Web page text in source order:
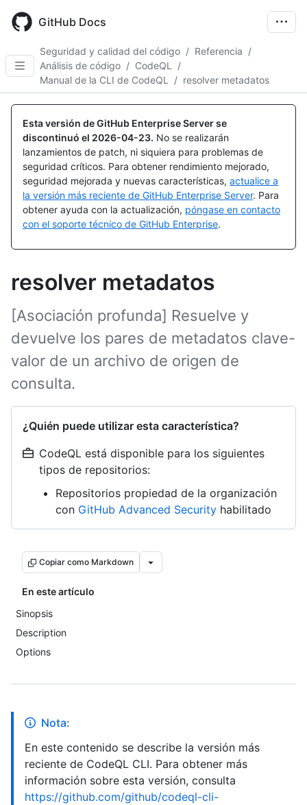
main
GitHub Docs
Seguridad y calidad del código / Referencia /
Análisis de código / CodeQL
/
Manual de la CLI de CodeQL
/ resolver metadatos
Esta versión de GitHub Enterprise Server se
discontinuó el 2026-04-23. No se realizarán
lanzamientos de patch, ni siquiera para problemas de
seguridad críticos. Para obtener rendimiento mejorado,
seguridad mejorada y nuevas características, actualice a
la versión más reciente de GitHub Enterprise Server. Para
obtener ayuda con la actualización, póngase en contacto
con el soporte técnico de GitHub Enterprise.
resolver metadatos
[Asociación profunda] Resuelve y
devuelve los pares de metadatos clave-
valor de un archivo de origen de
consulta.
¿Quién puede utilizar esta característica?
CodeQL está disponible para los siguientes
tipos de repositorios:
Repositorios propiedad de la organización
con GitHub Advanced Security habilitado
Copiar como Markdown
En este artículo
Sinopsis
Description
Options
Nota:
En este contenido se describe la versión más
reciente de CodeQL CLI. Para obtener más
información sobre esta versión, consulta
https://github.com/github/codeql-cli-